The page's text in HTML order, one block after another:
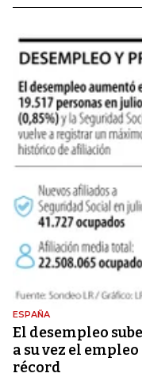
ESPAÑA
El desempleo
a su vez el
récord